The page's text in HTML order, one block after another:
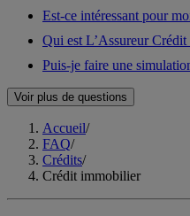
Est-ce intéressant pour
Qui est L’Assureur Crédit
Puis-je faire une
Voir plus de questions
Accueil/
FAQ/
Crédits/
Crédit immobilier